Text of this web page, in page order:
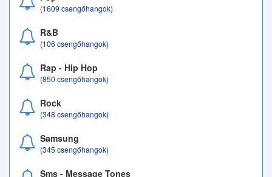
(1609 csengőhangok)
R&B
(106 csengőhangok)
Rap - Hip Hop
(850 csengőhangok)
Rock
(348 csengőhangok)
Samsung
(345 csengőhangok)
Sms - Message Tones